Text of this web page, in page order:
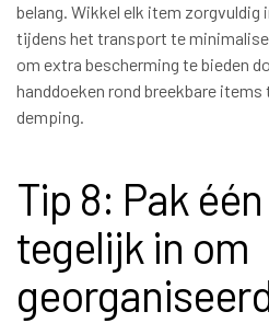
belang. Wikkel elk item
tijdens het transport te
om extra bescherming te bieden
handdoeken rond breekbare
demping.
Tip 8: Pak
tegelijk in om